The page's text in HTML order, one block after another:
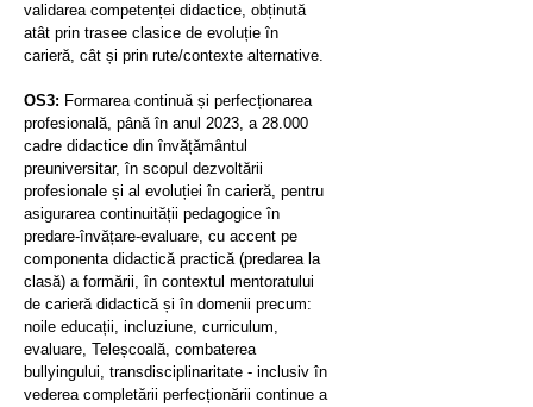
validarea competenței didactice, obținută
atât prin trasee clasice de evoluție în
carieră, cât și prin rute/contexte alternative.
OS3: Formarea continuă și perfecționarea
profesională, până în anul 2023, a 28.000
cadre didactice din învățământul
preuniversitar, în scopul dezvoltării
profesionale și al evoluției în carieră, pentru
asigurarea continuității pedagogice în
predare-învățare-evaluare, cu accent pe
componenta didactică practică (predarea la
clasă) a formării, în contextul mentoratului
de carieră didactică și în domenii precum:
noile educații, incluziune, curriculum,
evaluare, Teleșcoală, combaterea
bullyingului, transdisciplinaritate - inclusiv în
vederea completării perfecționării continue a